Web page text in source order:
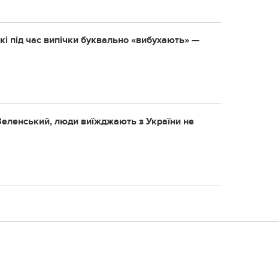
під час випічки буквально «вибухають» —
люди виїжджають з України не